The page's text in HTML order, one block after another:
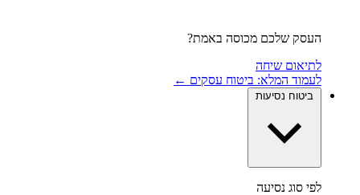
העסק שלכם מכוסה באמת?
לתיאום שיחה
לעמוד המלא: ביטוח עסקים ←
ביטוח נסיעות
לפי סוג נסיעה